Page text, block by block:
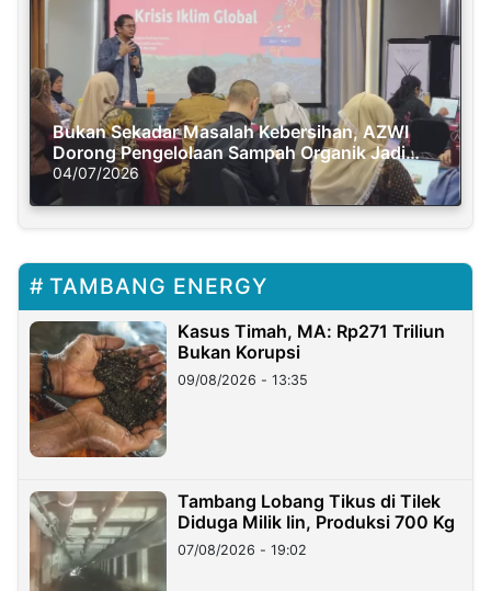
Bukan Sekadar Masalah Kebersihan, AZWI
Dorong Pengelolaan Sampah Organik Jadi
Solusi Krisis Iklim
04/07/2026
TAMBANG ENERGY
Kasus Timah, MA: Rp271 Triliun
Bukan Korupsi
09/08/2026 - 13:35
Tambang Lobang Tikus di Tilek
Diduga Milik Iin, Produksi 700 Kg
07/08/2026 - 19:02